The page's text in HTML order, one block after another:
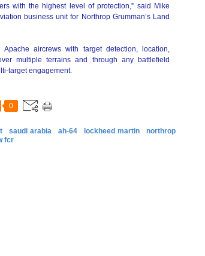
with the highest level of protection,” said Mike
business unit for Northrop Grumman’s Land
aircrews with target detection, location,
multiple terrains and through any battlefield
target engagement.
0
saudi arabia ah-64 lockheed martin
northrop
fcr